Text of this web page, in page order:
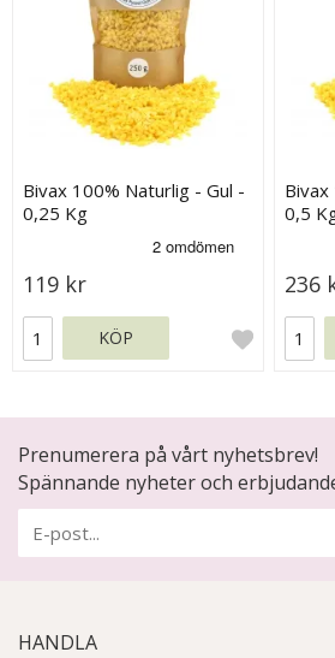
Bivax 100% Naturlig - Gul -
0,25 Kg
119 kr
KÖP
0,5
236
Prenumerera på vårt nyhetsbrev!
Spännande nyheter och
HANDLA